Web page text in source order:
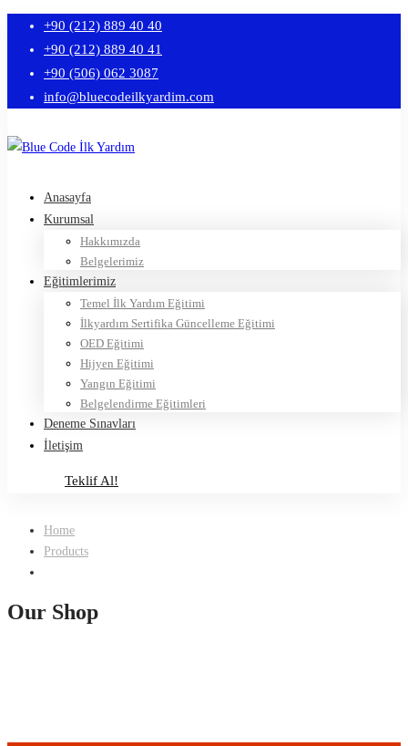
+90 (212) 889 40 40
+90 (212) 889 40 41
+90 (506) 062 3087
info@bluecodeilkyardim.com
Anasayfa
Kurumsal
Hakkımızda
Belgelerimiz
Eğitimlerimiz
Temel İlk Yardım Eğitimi
İlkyardım Sertifika Güncelleme Eğitimi
OED Eğitimi
Hijyen Eğitimi
Yangın Eğitimi
Belgelendirme Eğitimleri
Deneme Sınavları
İletişim
Teklif Al!
Home
Products
Our Shop